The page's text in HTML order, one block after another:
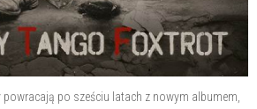
powracają po sześciu latach z nowym albumem,